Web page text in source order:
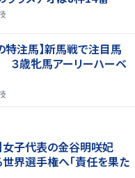
特注馬】新馬戦で注目馬
３歳牝馬アーリーハーベ
】女子代表の金谷明咲妃
界選手権へ「責任を果た